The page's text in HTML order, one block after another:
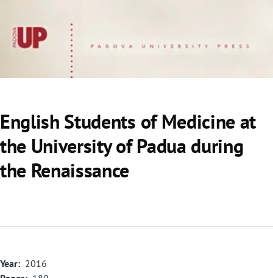
English Students of Medicine at
the University of Padua during
the Renaissance
Year
2016